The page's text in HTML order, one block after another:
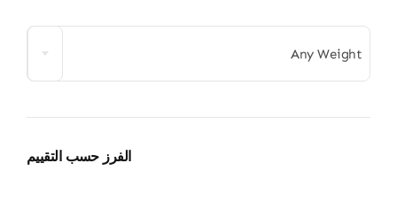
Any Weight
الفرز حسب التقييم